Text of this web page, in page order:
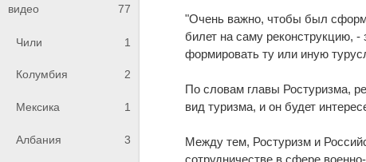
видео
77
Чили 1
Колумбия 2
Мексика 1
Албания 3
"Очень важно, чтобы был
билет на саму реконструкцию,
формировать ту или иную
По словам главы Ростуризма,
вид туризма, и он будет
Между тем, Ростуризм и
сотрудничестве в сфере